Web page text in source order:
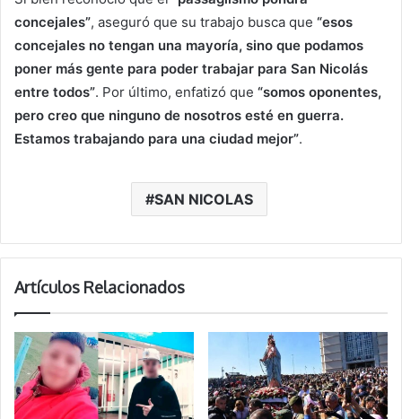
concejales”, aseguró que su trabajo busca que “esos
concejales no tengan una mayoría, sino que podamos
poner más gente para poder trabajar para San Nicolás
entre todos”. Por último, enfatizó que “somos oponentes,
pero creo que ninguno de nosotros esté en guerra.
Estamos trabajando para una ciudad mejor”.
SAN NICOLAS
Artículos Relacionados